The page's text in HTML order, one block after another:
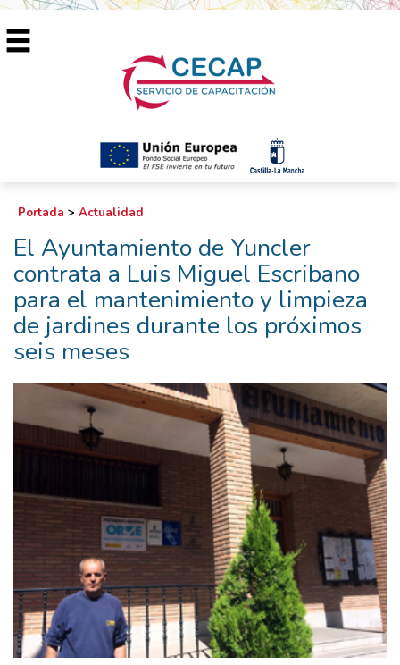
Portada > Actualidad
El Ayuntamiento de Yuncler
contrata a Luis Miguel Escribano
para el mantenimiento y limpieza
de jardines durante los próximos
seis meses